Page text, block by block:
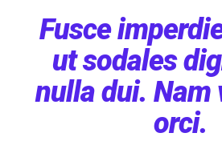
Fusce
ut sodales
nulla dui. Nam
orci.